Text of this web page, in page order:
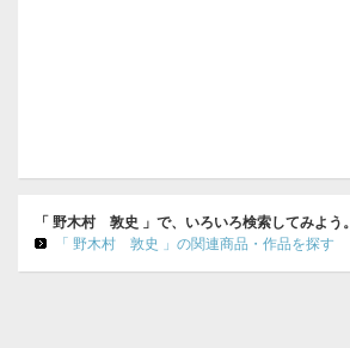
「 野木村 敦史 」で、いろいろ検索してみよう。
「 野木村 敦史 」の関連商品・作品を探す